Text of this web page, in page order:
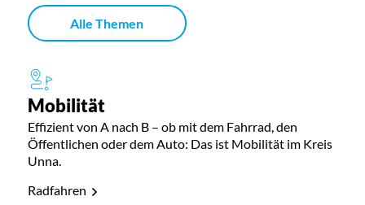
Alle Themen
Mobilität
Effizient von A nach B – ob mit dem Fahrrad, den
Öffentlichen oder dem Auto: Das ist Mobilität im Kreis
Unna.
Radfahren